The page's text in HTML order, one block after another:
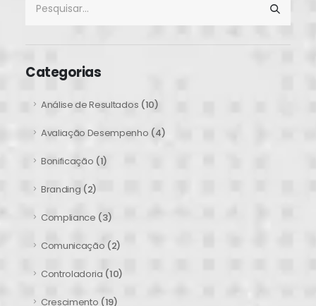
Categorias
Análise de Resultados (10)
Avaliação Desempenho (4)
Bonificação (1)
Branding (2)
Compliance (3)
Comunicação (2)
Controladoria (10)
Crescimento (19)